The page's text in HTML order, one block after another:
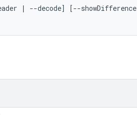
| --decode] [--showDifference